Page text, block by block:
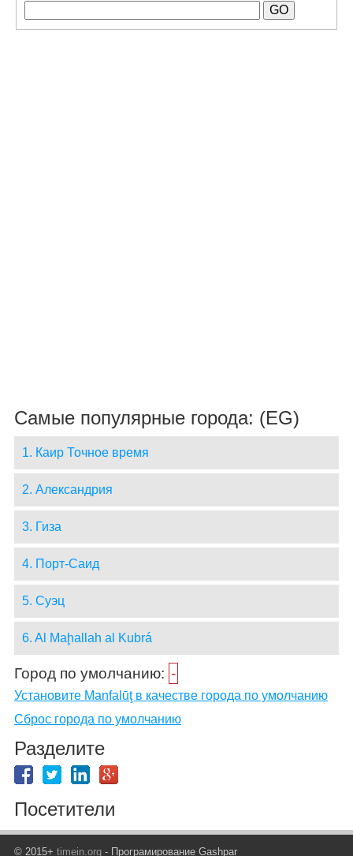
Самые популярные города: (EG)
1. Каир Точное время
2. Александрия
3. Гиза
4. Порт-Саид
5. Суэц
6. Al Maḩallah al Kubrá
Город по умолчанию: -
Установите Manfalūţ в качестве города по умолчанию
Сброс города по умолчанию
Разделите
Посетители
© 2015+ timein.org- Програмирование Gashpar